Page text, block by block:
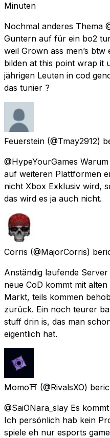
Minuten
Nochmal anderes Thema
Guntern auf für ein bo2
weil Grown ass men’s
bilden at this point wrap it
jährigen Leuten in cod
das tunier ?
Feuerstein (@Tmay2912)
@HypeYourGames
auf weiteren Plattformen
nicht Xbox Exklusiv wird,
das wird es ja auch nicht.
Corris (@MajorCorris)
Anständig laufende
neue CoD kommt mit
Markt, teils kommen
zurück. Ein noch teurer
stuff drin is, das man
eigentlich hat.
Momo⛩️ (@RivalsXO)
@SaiONara_slay Es
Ich persönlich hab kein
spiele eh nur esports